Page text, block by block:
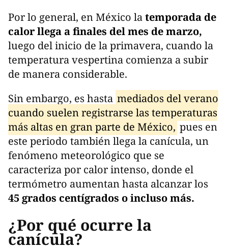
Por lo general, en México latemporada de
calor llega a finales del mes de marzo,
luego del inicio de la primavera, cuando la
temperatura vespertina comienza a subir
de manera considerable.
Sin embargo, es hasta mediados del verano
cuando suelen registrarse las temperaturas
más altas en gran parte de México, pues en
este periodo también llega la canícula, un
fenómeno meteorológico que se
caracteriza por calor intenso, donde el
termómetro aumentan hasta alcanzar los
45 grados centígrados o incluso más.
¿Por qué ocurre la
canícula?